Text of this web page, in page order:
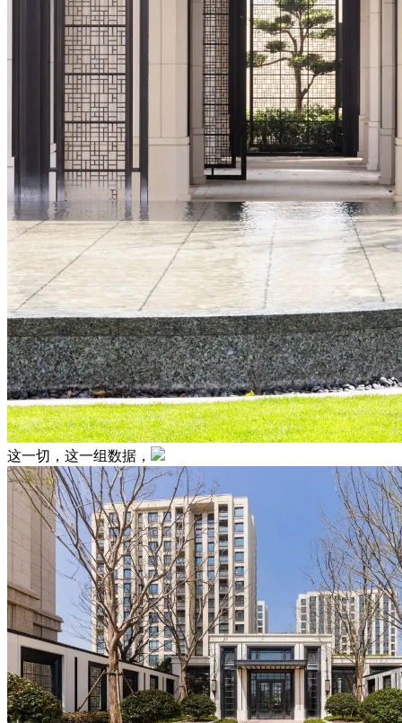
这一切，这一组数据，